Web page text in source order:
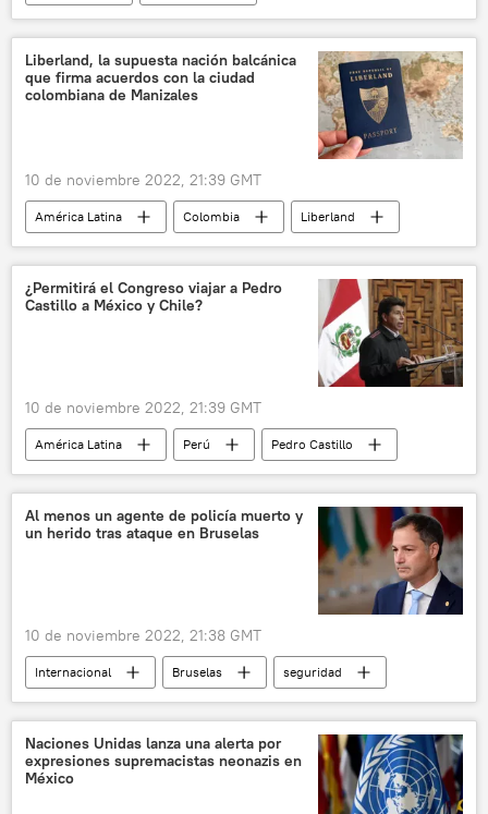
Luis Fernando Camacho
Gabriel Boric
seguridad
Sebastián Piñera
Grupo de Puebla
La Araucanía
Resistencia Ancestral Mapuche (RAM)
mapuches
pueblos originarios
Liberland, la supuesta nación balcánica
que firma acuerdos con la ciudad
colombiana de Manizales
10 de noviembre 2022, 21:39 GMT
América Latina Colombia
Liberland
Balcanes
Serbia
Croacia
Vit Jedlicka
Alianza Verde
¿Permitirá el Congreso viajar a Pedro
Castillo a México y Chile?
10 de noviembre 2022, 21:39 GMT
América Latina Perú
Pedro Castillo
congreso
Al menos un agente de policía muerto y
un herido tras ataque en Bruselas
10 de noviembre 2022, 21:38 GMT
Internacional Bruselas seguridad
Naciones Unidas lanza una alerta por
expresiones supremacistas neonazis en
México